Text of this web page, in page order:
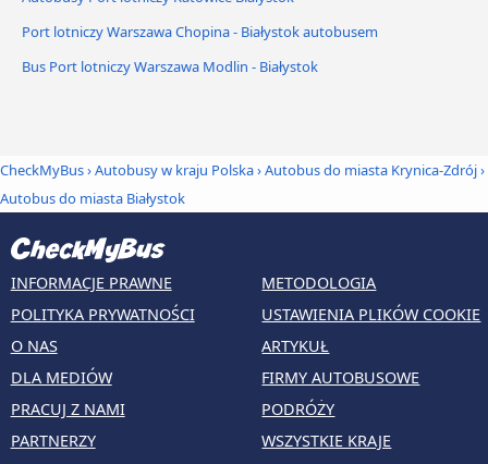
Port lotniczy Warszawa Chopina - Białystok autobusem
Bus Port lotniczy Warszawa Modlin - Białystok
CheckMyBus›Autobusy w kraju Polska›Autobus do miasta Krynica-Zdrój›
Autobus do miasta Białystok
INFORMACJE PRAWNE
POLITYKA PRYWATNOŚCI
O NAS
DLA MEDIÓW
PRACUJ Z NAMI
PARTNERZY
METODOLOGIA
USTAWIENIA PLIKÓW COOKIE
ARTYKUŁ
FIRMY AUTOBUSOWE
PODRÓŻY
WSZYSTKIE KRAJE